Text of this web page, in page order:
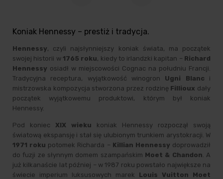
Koniak Hennessy – prestiż i tradycja.
Hennessy, czyli najsłynniejszy koniak świata, ma początek
swojej historii w 1765 roku, kiedy to irlandzki kapitan – Richard
Hennessy osiadł w miejscowości Cognac na południu Francji.
Tradycyjna receptura, wyjątkowość winogron Ugni Blanc i
mistrzowska kompozycja stworzona przez rodzinę Fillioux dały
początek wyjątkowemu produktowi, którym był koniak
Hennessy.
Pod koniec XIX wieku koniak Hennessy rozpoczął swoją
światową ekspansję i stał się ulubionym trunkiem arystokracji. W
1971 roku potomek Richarda – Killian Hennessy doprowadził
do fuzji ze słynnym domem szampańskim Moet & Chandon . A
już kilkanaście lat później – w 1987 roku powstało największe na
świecie imperium luksusowych marek Louis Vuitton Moet